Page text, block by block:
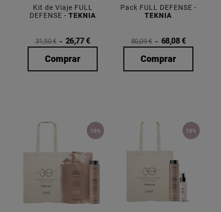
Kit de Viaje FULL
DEFENSE - TEKNIA
31,50 € 26,77 €
Comprar
Pack FULL DEFENSE -
TEKNIA
80,09 € 68,08 €
Comprar